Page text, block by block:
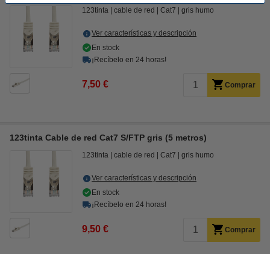
123tinta cable de red Cat7 gris humo
Ver características y descripción
En stock
¡Recíbelo en 24 horas!
7,50 € Comprar
123tinta Cable de red Cat7 S/FTP gris (5 metros)
123tinta cable de red Cat7 gris humo
Ver características y descripción
En stock
¡Recíbelo en 24 horas!
9,50 € Comprar